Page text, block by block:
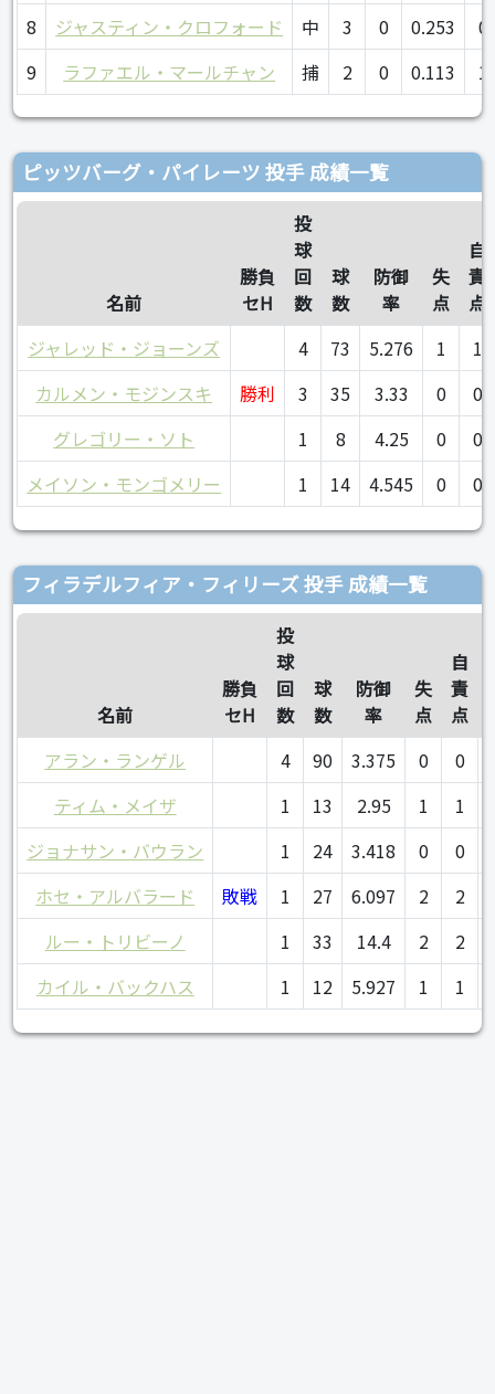
8
ジャスティン・クロフォード 中 3 0 0.253
0
9
ラファエル・マールチャン 捕 2 0 0.113 1
ピッツバーグ・パイレーツ 投手 成績一覧
名前
勝負
セH
投
球
回
数
球
数
防御
率
失
点
自
責
点
ジャレッド・ジョーンズ
4 73 5.276 1
1
カルメン・モジンスキ
勝利 3 35 3.33 0
0
グレゴリー・ソト
1 8 4.25 0
0
メイソン・モンゴメリー
1 14 4.545 0 0
フィラデルフィア・フィリーズ 投手 成績一覧
名前
勝負
セH
投
球
回
数
球
数
防御
率
失
点
自
責
点
アラン・ランゲル
4 90 3.375 0 0
ティム・メイザ
1 13 2.95 1 1
ジョナサン・バウラン
1 24 3.418 0 0
ホセ・アルバラード
敗戦 1 27 6.097 2 2
ルー・トリビーノ
1 33 14.4 2 2
カイル・バックハス
1 12 5.927 1 1